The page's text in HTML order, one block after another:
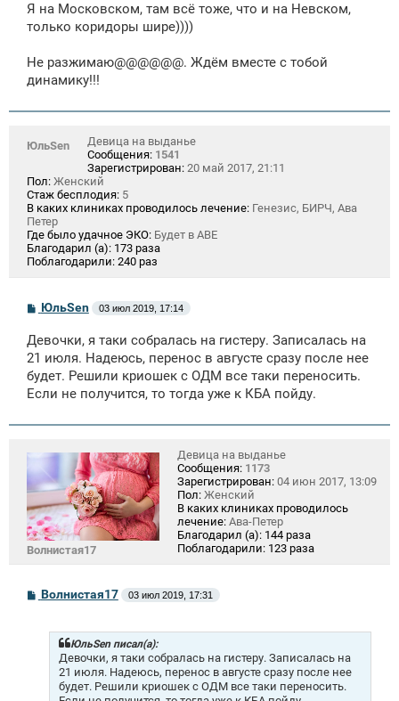
Я на Московском, там всё тоже, что и на Невском,
только коридоры шире))))
Не разжимаю@@@@@@. Ждём вместе с тобой
динамику!!!
ЮльSen
Девица на выданье
Сообщения: 1541
Зарегистрирован: 20 май 2017, 21:11
Пол: Женский
Стаж бесплодия: 5
В каких клиниках проводилось лечение: Генезис, БИРЧ, Ава
Петер
Где было удачное ЭКО: Будет в АВЕ
Благодарил (а): 173 раза
Поблагодарили: 240 раз
С
б
щ
н
и
ЮльSen 03 июл 2019, 17:14
Девочки, я таки собралась на гистеру. Записалась на
21 июля. Надеюсь, перенос в августе сразу после нее
будет. Решили криошек с ОДМ все таки переносить.
Если не получится, то тогда уже к КБА пойду.
Волнистая17
Девица на выданье
Сообщения: 1173
Зарегистрирован: 04 июн 2017, 13:09
Пол: Женский
В каких клиниках проводилось
лечение: Ава-Петер
Благодарил (а): 144 раза
Поблагодарили: 123 раза
СВолнистая17 03 июл 2019, 17:31
ЮльSen писал(а):
Девочки, я таки собралась на гистеру. Записалась на
21 июля. Надеюсь, перенос в августе сразу после нее
будет. Решили криошек с ОДМ все таки переносить.